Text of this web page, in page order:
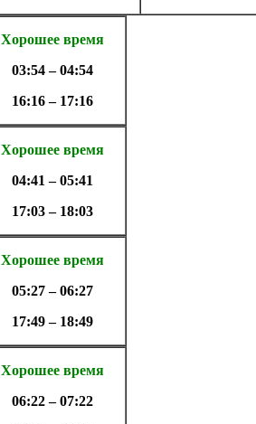
Хорошее время
03:54 – 04:54
16:16 – 17:16
Хорошее время
04:41 – 05:41
17:03 – 18:03
Хорошее время
05:27 – 06:27
17:49 – 18:49
Хорошее время
06:22 – 07:22